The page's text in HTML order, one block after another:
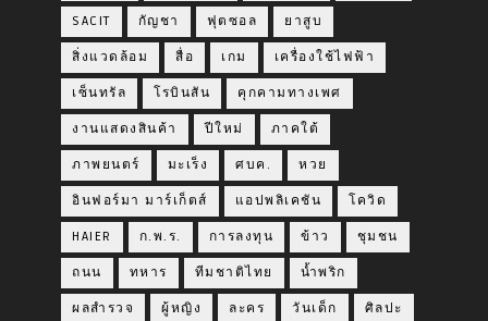
SACIT กัญชา ฟุตซอล ยาสูบ
สิ่งแวดล้อม สื่อ เกม เครื่องใช้ไฟฟ้า
เซ็นทรัล โรบินสัน คุกคามทางเพศ
งานแสดงสินค้า ปีใหม่ ภาคใต้
ภาพยนตร์ มะเร็ง ศบค. หวย
อินฟอร์มา มาร์เก็ตส์ แอปพลิเคชัน โควิด
HAIER ก.พ.ร. การลงทุน ข้าว ชุมชน
ถนน ทหาร ทีมชาติไทย น้ำพริก
ผลสำรวจ ผู้หญิง ละคร วันเด็ก ศิลปะ